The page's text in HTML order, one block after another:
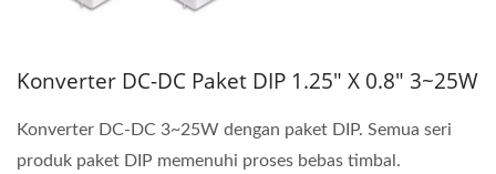
Konverter DC-DC Paket DIP 1.25" X 0.8" 3~25W
Konverter DC-DC 3~25W dengan paket DIP. Semua seri
produk paket DIP memenuhi proses bebas timbal.